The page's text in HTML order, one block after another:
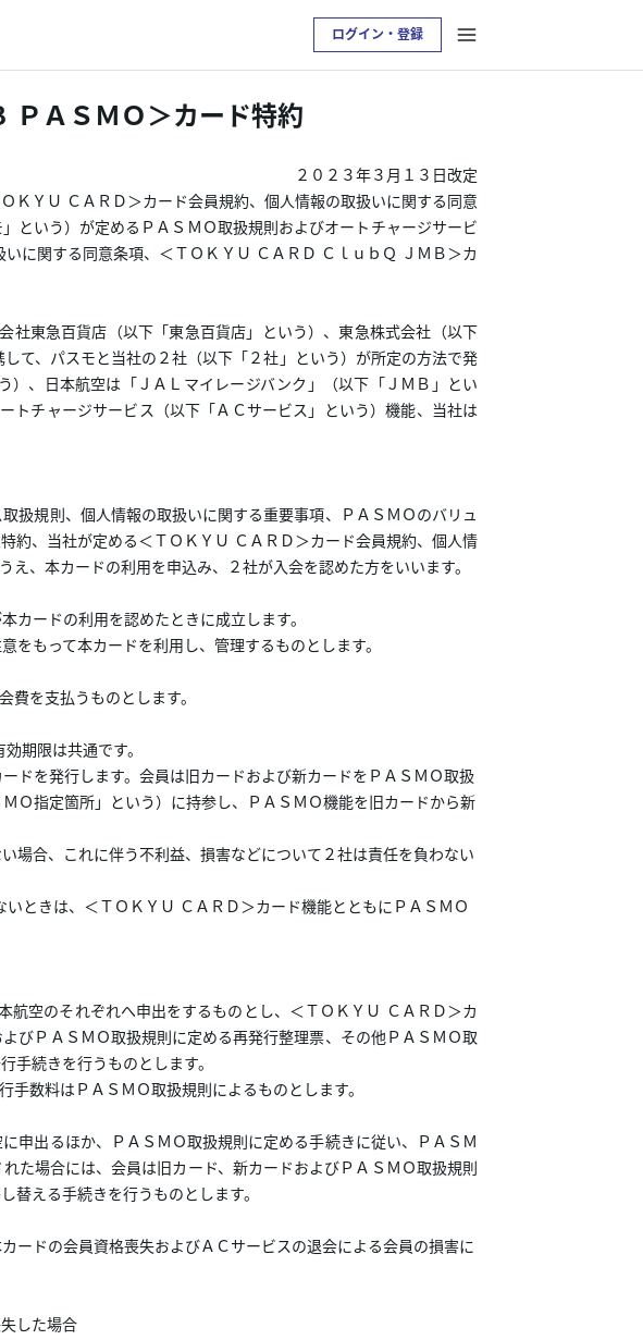
ログイン・登録
ＰＡＳＭＯ＞カード特約
２０２３年３月１３日改定
ＫＹＵ ＣＡＲＤ＞カード会員規約、個人情報の取扱いに関する同意
という）が定めるＰＡＳＭＯ取扱規則およびオートチャージサービ
に関する同意条項、＜ＴＯＫＹＵ ＣＡＲＤ ＣｌｕｂＱ ＪＭＢ＞カ
社東急百貨店（以下「東急百貨店」という）、東急株式会社（以下
て、パスモと当社の２社（以下「２社」という）が所定の方法で発
、日本航空は「ＪＡＬマイレージバンク」（以下「ＪＭＢ」とい
トチャージサービス（以下「ＡＣサービス」という）機能、当社は
扱規則、個人情報の取扱いに関する重要事項、ＰＡＳＭＯのバリュ
約、当社が定める＜ＴＯＫＹＵ ＣＡＲＤ＞カード会員規約、個人情
、本カードの利用を申込み、２社が入会を認めた方をいいます。
カードの利用を認めたときに成立します。
もって本カードを利用し、管理するものとします。
を支払うものとします。
期限は共通です。
ドを発行します。会員は旧カードおよび新カードをＰＡＳＭＯ取扱
Ｏ指定箇所」という）に持参し、ＰＡＳＭＯ機能を旧カードから新
場合、これに伴う不利益、損害などについて２社は責任を負わない
ときは、＜ＴＯＫＹＵ ＣＡＲＤ＞カード機能とともにＰＡＳＭＯ
航空のそれぞれへ申出をするものとし、＜ＴＯＫＹＵ ＣＡＲＤ＞カ
びＰＡＳＭＯ取扱規則に定める再発行整理票、その他ＰＡＳＭＯ取
手続きを行うものとします。
数料はＰＡＳＭＯ取扱規則によるものとします。
申出るほか、ＰＡＳＭＯ取扱規則に定める手続きに従い、ＰＡＳＭ
た場合には、会員は旧カード、新カードおよびＰＡＳＭＯ取扱規則
替える手続きを行うものとします。
ードの会員資格喪失およびＡＣサービスの退会による会員の損害に
した場合